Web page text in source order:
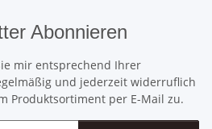
Abonnieren
mir entsprechend Ihrer
und jederzeit widerruflich
Produktsortiment per E-Mail zu.